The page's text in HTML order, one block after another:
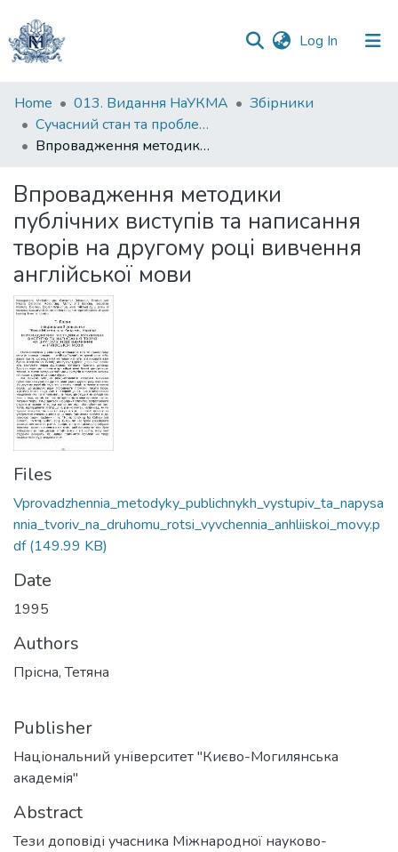
Log In (current)
Communities
&
Collections
Statistics
Home 013. Видання НаУКМА
Збірники
Сучасний стан та проблеми викладання іноземної мови як другої : міжнародна науково-практична конференція : тези доповідей
Впровадження методики публічних виступів та написання творів на другому році вивчення англійської мови
Впровадження методики
публічних виступів та написання
творів на другому році вивчення
англійської мови
Files
Vprovadzhennia_metodyky_publichnykh_vystupiv_ta_napysa
nnia_tvoriv_na_druhomu_rotsi_vyvchennia_anhliiskoi_movy.p
df(149.99 KB)
Date
1995
Authors
Прісна, Тетяна
Publisher
Національний університет "Києво-Могилянська
академія"
Abstract
Тези доповіді учасника Міжнародної науково-